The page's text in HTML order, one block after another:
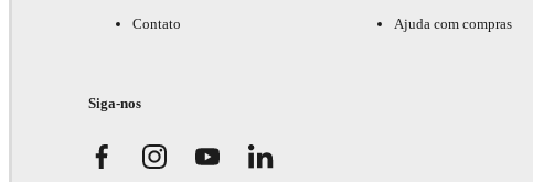
Contato Ajuda com compras
Siga-nos